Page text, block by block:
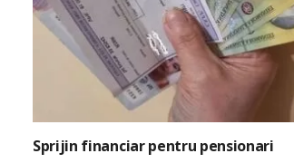
Sprijin financiar pentru pensionari